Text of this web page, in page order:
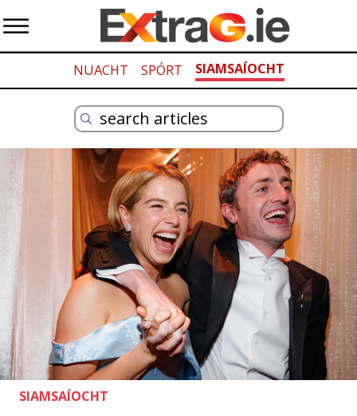
NUACHT SPÓRT SIAMSAÍOCHT
SIAMSAÍOCHT